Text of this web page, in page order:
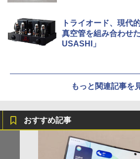
トライオード、現代
真空管を組み合わせ
USASHI」
もっと関連記事を
おすすめ記事